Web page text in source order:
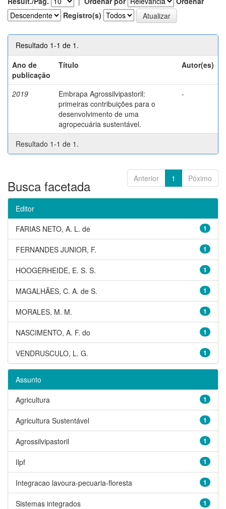
Registro(s)
Resultado 1-1 de 1.
Ano de
publicação
Título Autor(es)
2019
Embrapa Agrossilvipastoril:
primeiras contribuições para o
desenvolvimento de uma
agropecuária sustentável.
-
Resultado 1-1 de 1.
Anterior 1 Póximo
Busca facetada
Editor
1
FARIAS NETO, A. L. de
1
FERNANDES JUNIOR, F.
1
HOOGERHEIDE, E. S. S.
1
MAGALHÃES, C. A. de S.
1
MORALES, M. M.
1
NASCIMENTO, A. F. do
1
VENDRUSCULO, L. G.
Assunto
1
Agricultura
1
Agricultura Sustentável
1
Agrossilvipastoril
1
Ilpf
1
Integracao lavoura-pecuaria-floresta
1
Sistemas integrados